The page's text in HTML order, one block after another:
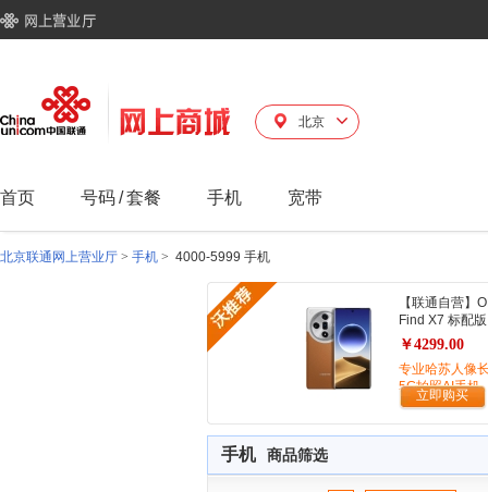
北京
首页 号码/套餐 手机 宽带
北京联通网上营业厅 > 手机 > 4000-5999 手机
【联通自营】
Find X7 标配版
￥4299.00
专业哈苏人像
5G拍照AI手机
立即购买
手机 商品筛选